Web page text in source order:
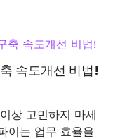
속도개선 비법!
상 고민하지 마세
이는 업무 효율을